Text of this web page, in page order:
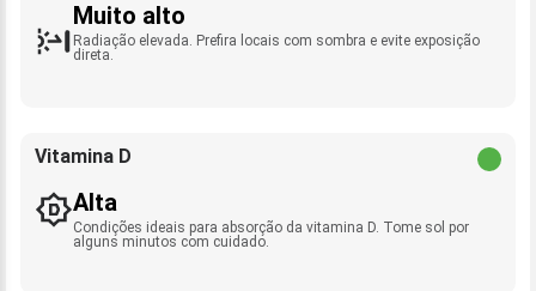
Muito alto
Radiação elevada. Prefira locais com sombra e evite exposição
direta.
Vitamina D
Alta
Condições ideais para absorção da vitamina D. Tome sol por
alguns minutos com cuidado.